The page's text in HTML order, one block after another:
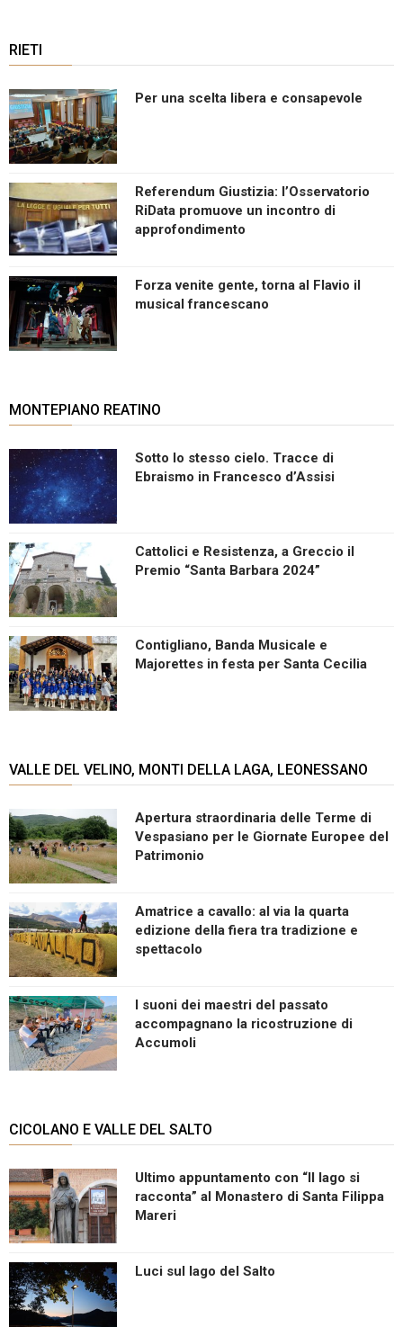
RIETI
Per una scelta libera e consapevole
Referendum Giustizia: l’Osservatorio
RiData promuove un incontro di
approfondimento
Forza venite gente, torna al Flavio il
musical francescano
MONTEPIANO REATINO
Sotto lo stesso cielo. Tracce di
Ebraismo in Francesco d’Assisi
Cattolici e Resistenza, a Greccio il
Premio “Santa Barbara 2024”
Contigliano, Banda Musicale e
Majorettes in festa per Santa Cecilia
VALLE DEL VELINO, MONTI DELLA LAGA, LEONESSANO
Apertura straordinaria delle Terme di
Vespasiano per le Giornate Europee del
Patrimonio
Amatrice a cavallo: al via la quarta
edizione della fiera tra tradizione e
spettacolo
I suoni dei maestri del passato
accompagnano la ricostruzione di
Accumoli
CICOLANO E VALLE DEL SALTO
Ultimo appuntamento con “Il lago si
racconta” al Monastero di Santa Filippa
Mareri
Luci sul lago del Salto